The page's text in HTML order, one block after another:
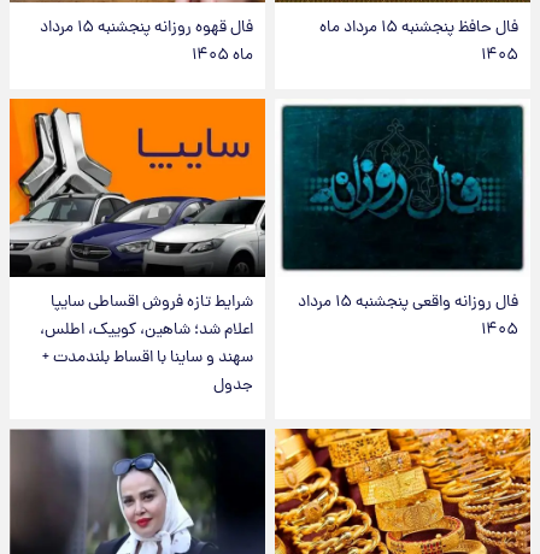
فال حافظ پنجشنبه ۱۵ مرداد ماه
۱۴۰۵
فال قهوه روزانه پنجشنبه ۱۵ مرداد
ماه ۱۴۰۵
فال روزانه واقعی پنجشنبه ۱۵ مرداد
۱۴۰۵
شرایط تازه فروش اقساطی سایپا
اعلام شد؛ شاهین، کوییک، اطلس،
سهند و ساینا با اقساط بلندمدت +
جدول